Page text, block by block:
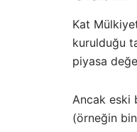
Kat
kurulduğu
piyasa
Ancak eski
(örneğin